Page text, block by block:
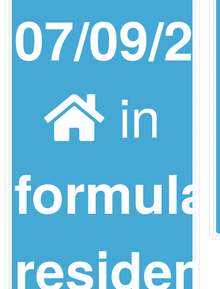
07/09/
in
formula